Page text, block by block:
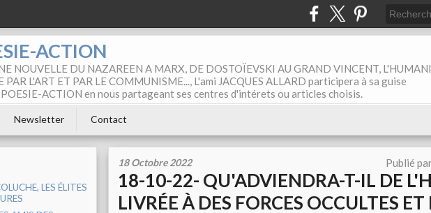
ACTION
NOUVELLE DU NAZAREEN A MARX, DE DOSTOÏEVSKI AU GRAND VINCENT,
PAR L'ART ET PAR LE COMMUNISME..., L'ami JACQUES ALLARD participera à sa guise
ACTION en nous partageant ses centres d'intérets ou articles choisis.
Newsletter Contact
LES ÉLITES
18 Octobre 2022 Publié
18-10-22- QU'ADVIENDRA-T-IL DE
LIVRÉE À DES FORCES OCCULTES